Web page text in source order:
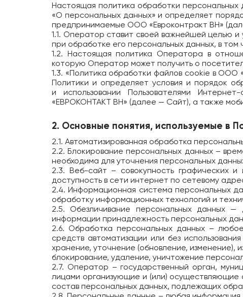
Настоящая политика обработки
«О персональных данных» и определяет
предпринимаемые ООО «Евроконтракт ВН»
1.1. Оператор ставит своей важнейшей целью
при обработке его персональных данных, в
1.2. Настоящая политика Оператора в
которую Оператор может получить о
1.3. «Политика обработки файлов cookie в
Политики и определяет условия и порядок
и использовании Пользователями
«ЕВРОКОНТАКТ ВН» (далее — Сайт), а также
2. Основные понятия, используемые в
2.1. Автоматизированная обработка
2.2. Блокирование персональных данных –
необходима для уточнения персональных
2.3. Веб-сайт – совокупность графических
доступность в сети интернет по сетевому
2.4. Информационная система персональных
обработку информационных технологий и
2.5. Обезличивание персональных данных —
информации принадлежность персональных
2.6. Обработка персональных данных –
средств автоматизации или без
хранение, уточнение (обновление, изменение),
блокирование, удаление, уничтожение
2.7. Оператор – государственный орган,
лицами организующие и (или)
состав персональных данных, подлежащих